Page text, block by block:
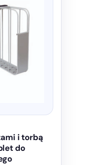
i torbą
do